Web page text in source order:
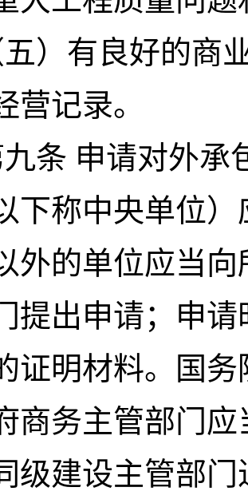
）有良好的商业
营记录。
条 申请对外承
下称中央单位
外的单位应当
提出申请；申
证明材料。国
商务主管部门
级建设主管部